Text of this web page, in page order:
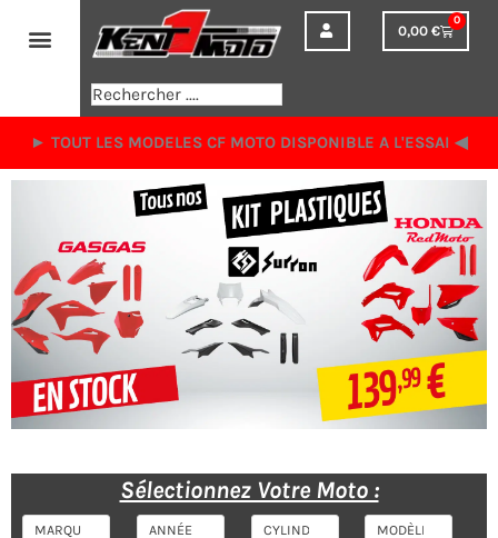
Rechercher
0,00 €
0
Panier
► TOUT LES MODELES CF MOTO DISPONIBLE A L'ESSAI ◀︎
Sélectionnez Votre Moto :